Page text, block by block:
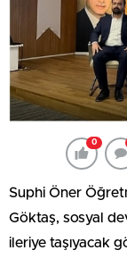
0
Suphi Öner
Göktaş, sosyal
ileriye taşıyacak